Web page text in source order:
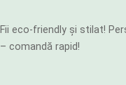
Fii eco-friendly și stilat!
– comandă rapid!